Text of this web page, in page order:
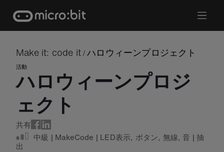
content
Make it: code it /ハロウィーンプロジェクト
活動
ハロウィーンプロジ
ェクト
共有
中級 | MakeCode | LED表示, ボタン, 無線,音 |抽
出